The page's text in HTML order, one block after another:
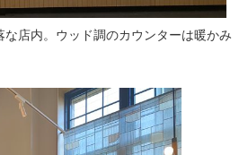
な店内。ウッド調のカウンターは暖かみ